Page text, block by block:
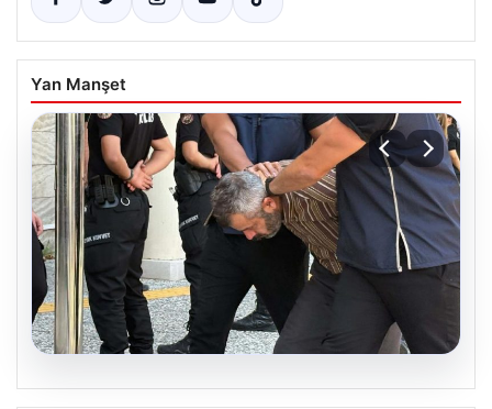
Yan Manşet
07.08.2026